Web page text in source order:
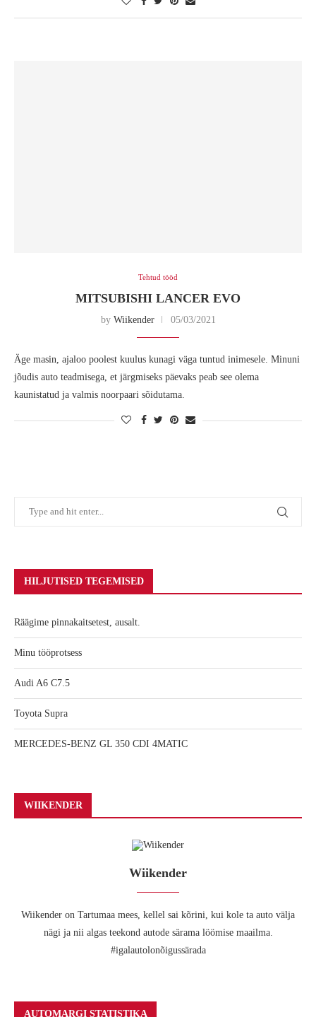
Tehtud tööd
MITSUBISHI LANCER EVO
by Wiikender 05/03/2021
Äge masin, ajaloo poolest kuulus kunagi väga tuntud inimesele. Minuni
jõudis auto teadmisega, et järgmiseks päevaks peab see olema
kaunistatud ja valmis noorpaari sõidutama.
HILJUTISED TEGEMISED
Räägime pinnakaitsetest, ausalt.
Minu tööprotsess
Audi A6 C7.5
Toyota Supra
MERCEDES-BENZ GL 350 CDI 4MATIC
WIIKENDER
Wiikender
Wiikender on Tartumaa mees, kellel sai kõrini, kui kole ta auto välja
nägi ja nii algas teekond autode särama löömise maailma.
#igalautolonõigussärada
AUTOMARGI STATISTIKA